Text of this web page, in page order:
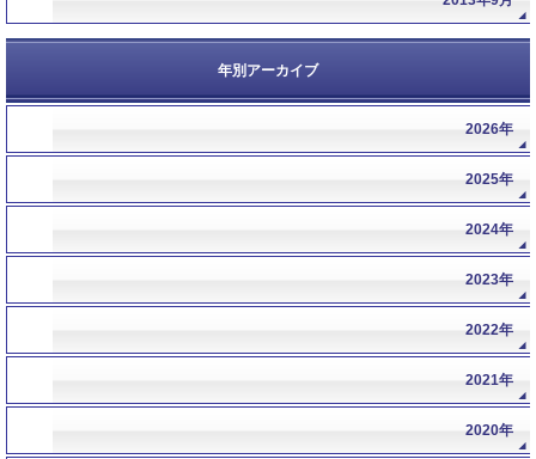
年別アーカイブ
2026年
2025年
2024年
2023年
2022年
2021年
2020年